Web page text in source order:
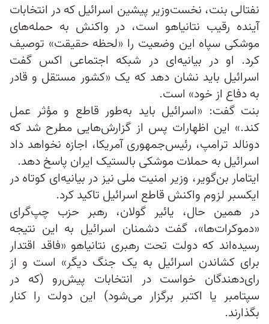
نفتالی بنت، نخست‌وزیر پیشین اسرائیل که در انتخابات
آینده رقیب نتانیاهو است، در واکنش به حمله‌های
موشکی سپاه این وضعیت را «لحظه حقیقت» توصیف
کرد. او در بیانیه‌ای در شبکه اجتماعی اکس گفت
اسرائیل باید نشان دهد که یک «کشور مستقل و قادر
به دفاع از خود» است.
بنت گفت: «اسرائیل باید به‌طور قاطع و مؤثر عمل
کند.» این اظهارات پس از گزارش‌هایی مطرح شد که
دونالد ترامپ، رئیس‌جمهوری آمریکا، اجازه نخواهد داد
اسرائیل به حملات موشکی بالستیک ایران پاسخ دهد.
ایتامار بن‌گویر، وزیر امنیت ملی نیز در بیانیه‌ای کوتاه در
ایکسبر لزوم واکنش قاطع اسرائیل تاکید کرد.
در همین حال، یائیر گولان، رهبر حزب چپ‌گرای
«دموکرات‌ها»، گفت دشمنان اسرائیل به این نتیجه
رسیده‌اند که دولت تحت رهبری نتانیاهو «فاقد اقتدار
برای کشاندن اسرائیل به یک جنگ دیگر» است و از
رای‌دهندگان خواست در انتخابات پیش‌رو (که در
سپتامبر یا اکتبر برگزار می‌شود) این دولت را کنار
بگذارند.